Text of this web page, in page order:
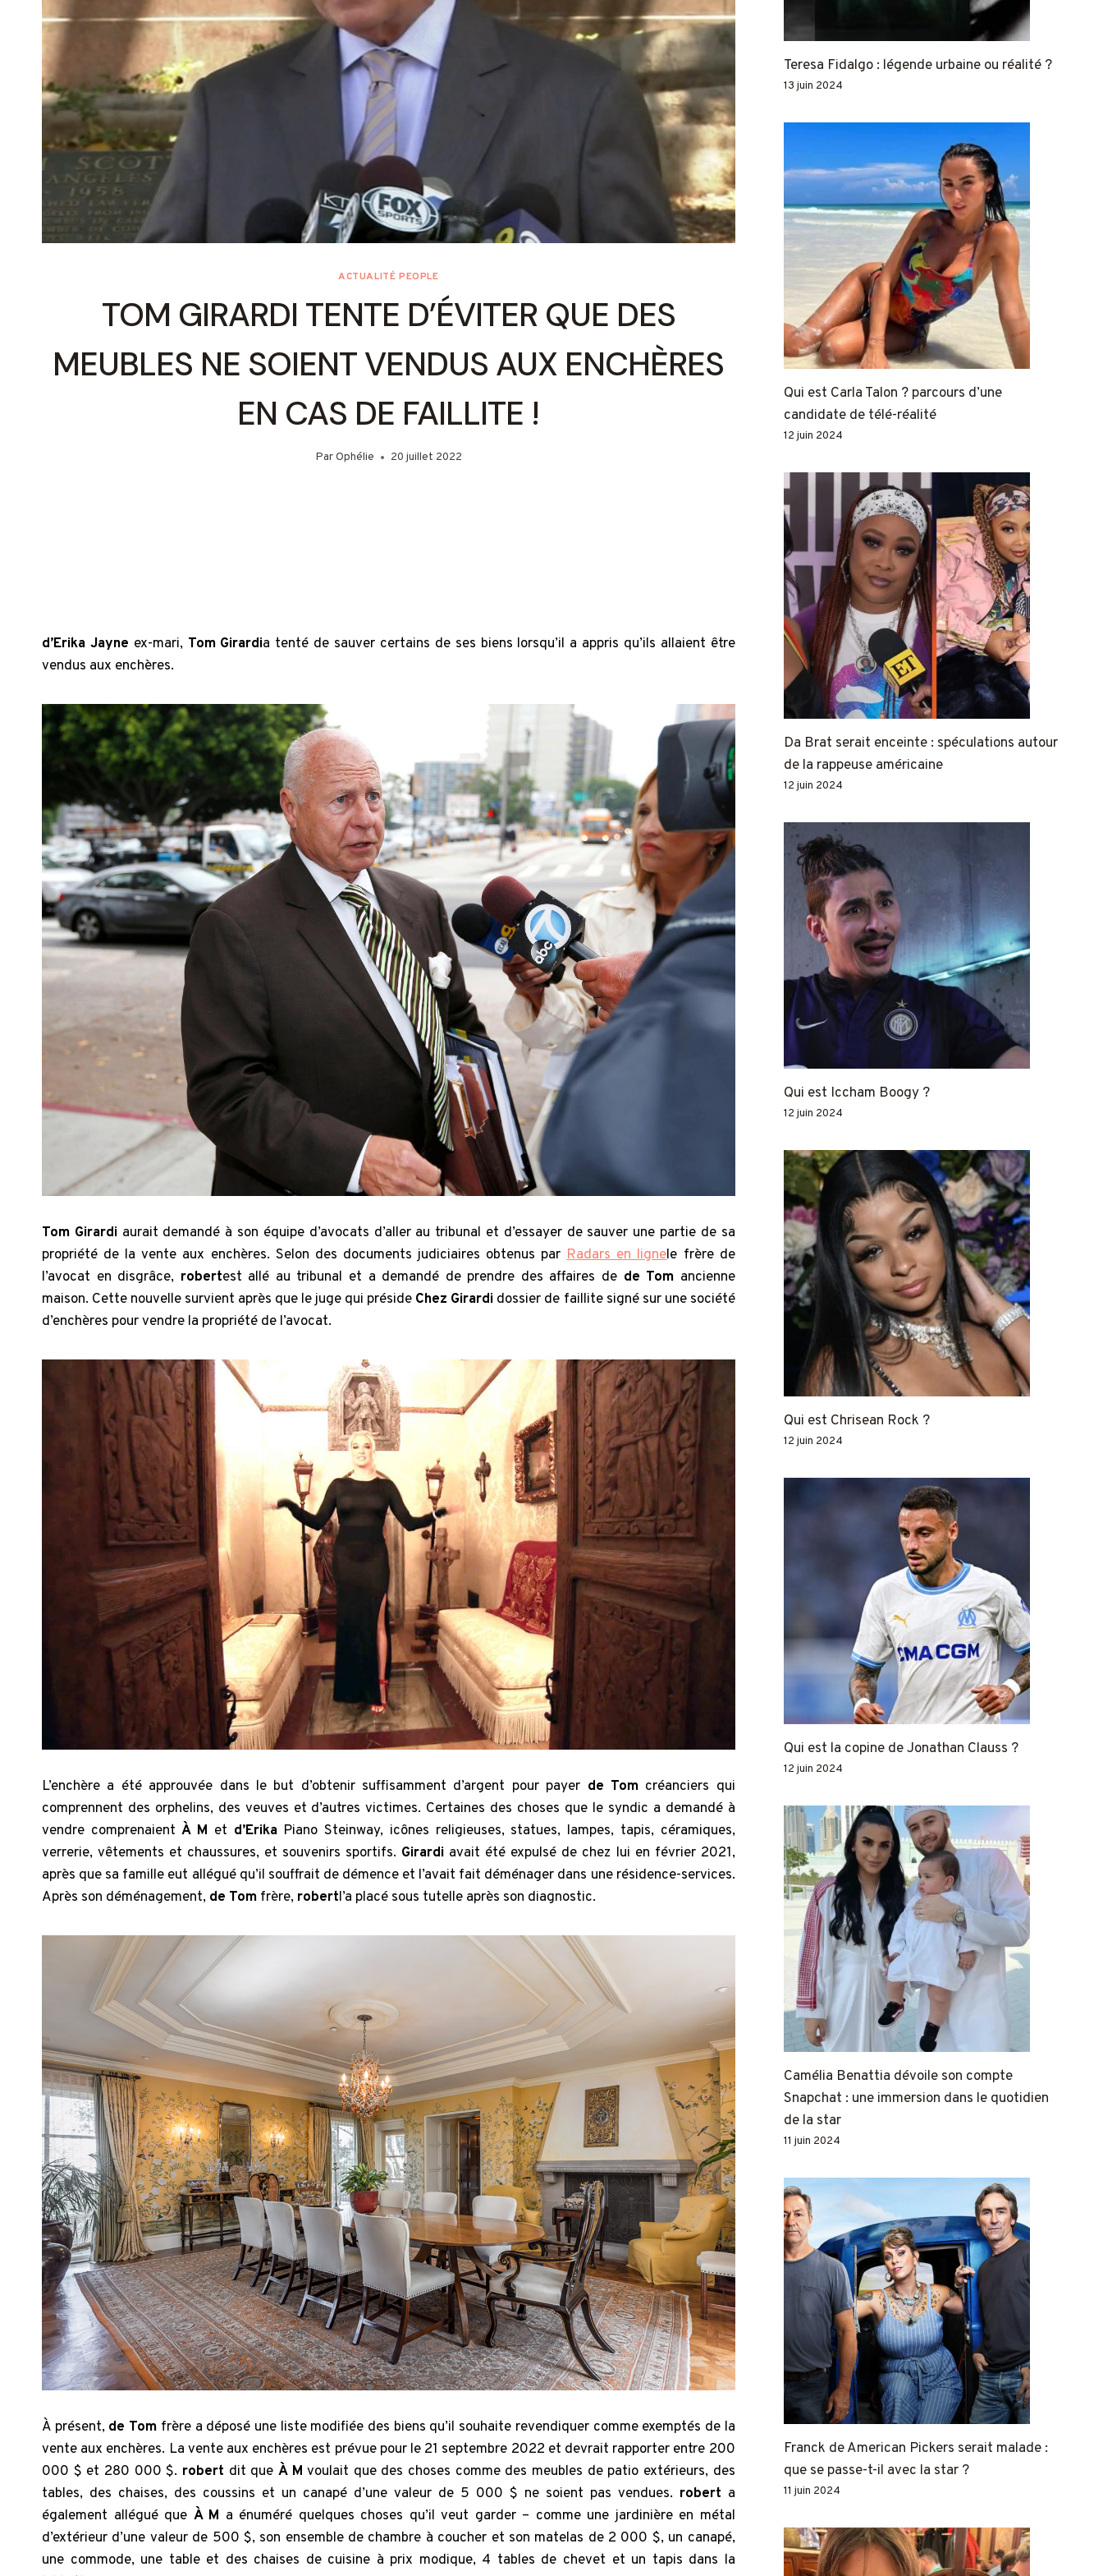
ACTUALITÉ PEOPLE
TOM GIRARDI TENTE D’ÉVITER QUE DES
MEUBLES NE SOIENT VENDUS AUX ENCHÈRES
EN CAS DE FAILLITE !
ParOphélie 20 juillet 2022
d’Erika Jayne ex-mari, Tom Girardia tenté de sauver certains de ses biens lorsqu’il a appris qu’ils allaient être
vendus aux enchères.
Tom Girardiaurait demandé à son équipe d’avocats d’aller au tribunal et d’essayer de sauver une partie de sa
propriété de la vente aux enchères. Selon des documents judiciaires obtenus parRadars en lignele frère de
l’avocat en disgrâce, robertest allé au tribunal et a demandé de prendre des affaires de de Tom ancienne
maison. Cette nouvelle survient après que le juge qui préside Chez Girardi dossier de faillite signé sur une société
d’enchères pour vendre la propriété de l’avocat.
L’enchère a été approuvée dans le but d’obtenir suffisamment d’argent pour payer de Tom créanciers qui
comprennent des orphelins, des veuves et d’autres victimes. Certaines des choses que le syndic a demandé à
vendre comprenaientÀ M et d’ErikaPiano Steinway, icônes religieuses, statues, lampes, tapis, céramiques,
verrerie, vêtements et chaussures, et souvenirs sportifs. Girardi avait été expulsé de chez lui en février 2021,
après que sa famille eut allégué qu’il souffrait de démence et l’avait fait déménager dans une résidence-services.
Après son déménagement, de Tom frère, robertl’a placé sous tutelle après son diagnostic.
À présent, de Tom frère a déposé une liste modifiée des biens qu’il souhaite revendiquer comme exemptés de la
vente aux enchères. La vente aux enchères est prévue pour le 21 septembre 2022 et devrait rapporter entre 200
000 $ et 280 000 $. robert dit que À M voulait que des choses comme des meubles de patio extérieurs, des
tables, des chaises, des coussins et un canapé d’une valeur de 5 000 $ ne soient pas vendues. robert a
également allégué que À M a énuméré quelques choses qu’il veut garder – comme une jardinière en métal
d’extérieur d’une valeur de 500 $, son ensemble de chambre à coucher et son matelas de 2 000 $, un canapé,
une commode, une table et des chaises de cuisine à prix modique, 4 tables de chevet et un tapis dans la
Teresa Fidalgo : légende urbaine ou réalité ?
13 juin 2024
Qui est Carla Talon ? parcours d’une
candidate de télé-réalité
12 juin 2024
Da Brat serait enceinte : spéculations autour
de la rappeuse américaine
12 juin 2024
Qui est Iccham Boogy ?
12 juin 2024
Qui est Chrisean Rock ?
12 juin 2024
Qui est la copine de Jonathan Clauss ?
12 juin 2024
Camélia Benattia dévoile son compte
Snapchat : une immersion dans le quotidien
de la star
11 juin 2024
Franck de American Pickers serait malade :
que se passe-t-il avec la star ?
11 juin 2024